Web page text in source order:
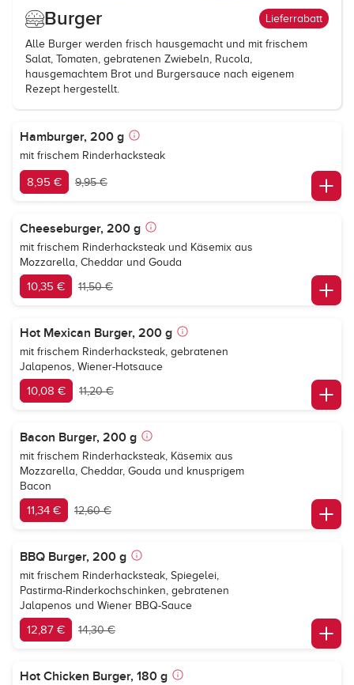
Burger Lieferrabatt
Alle Burger werden frisch hausgemacht und mit frischem
Salat, Tomaten, gebratenen Zwiebeln, Rucola,
hausgemachtem Brot und Burgersauce nach eigenem
Rezept hergestellt.
Hamburger, 200 g
mit frischem Rinderhacksteak
8,95 € 9,95 €
Cheeseburger, 200 g
mit frischem Rinderhacksteak und Käsemix aus
Mozzarella, Cheddar und Gouda
10,35 € 11,50 €
Hot Mexican Burger, 200 g
mit frischem Rinderhacksteak, gebratenen
Jalapenos, Wiener-Hotsauce
10,08 € 11,20 €
Bacon Burger, 200 g
mit frischem Rinderhacksteak, Käsemix aus
Mozzarella, Cheddar, Gouda und knusprigem
Bacon
11,34 € 12,60 €
BBQ Burger, 200 g
mit frischem Rinderhacksteak, Spiegelei,
Pastirma-Rinderkochschinken, gebratenen
Jalapenos und Wiener BBQ-Sauce
12,87 € 14,30 €
Hot Chicken Burger, 180 g